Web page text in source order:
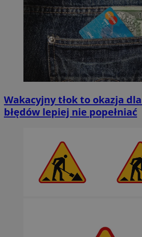
Wakacyjny tłok to okazja
błędów lepiej nie popełniać